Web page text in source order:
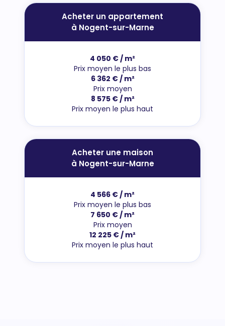
Acheter un appartement
à Nogent-sur-Marne
4 050 € / m²
Prix moyen le plus bas
6 362 € / m²
Prix moyen
8 575 € / m²
Prix moyen le plus haut
Acheter une maison
à Nogent-sur-Marne
4 566 € / m²
Prix moyen le plus bas
7 650 € / m²
Prix moyen
12 225 € / m²
Prix moyen le plus haut